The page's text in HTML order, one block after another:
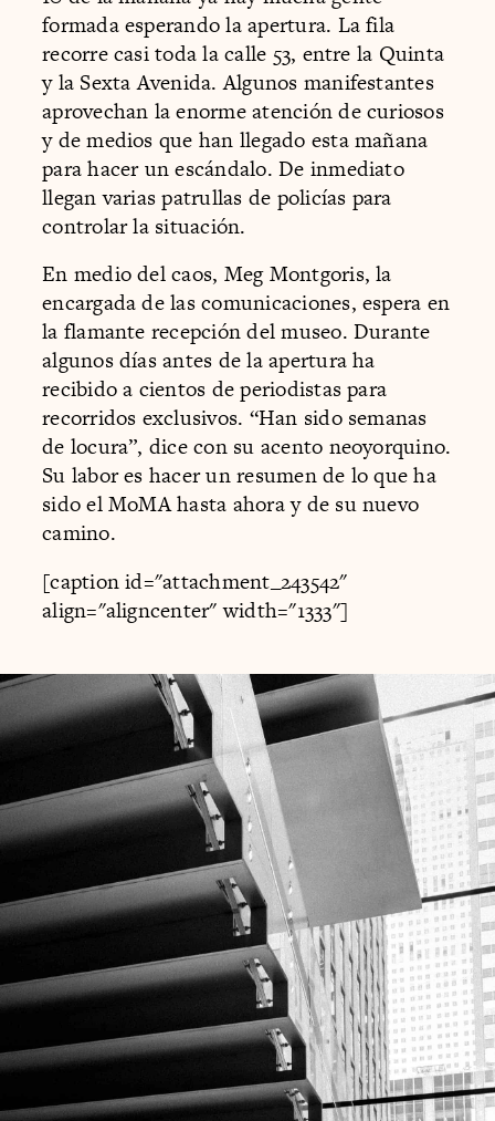
formada esperando la apertura. La fila
recorre casi toda la calle 53, entre la Quinta
y la Sexta Avenida. Algunos manifestantes
aprovechan la enorme atención de curiosos
y de medios que han llegado esta mañana
para hacer un escándalo. De inmediato
llegan varias patrullas de policías para
controlar la situación.
En medio del caos, Meg Montgoris, la
encargada de las comunicaciones, espera en
la flamante recepción del museo. Durante
algunos días antes de la apertura ha
recibido a cientos de periodistas para
recorridos exclusivos. “Han sido semanas
de locura”, dice con su acento neoyorquino.
Su labor es hacer un resumen de lo que ha
sido el MoMA hasta ahora y de su nuevo
camino.
[caption id="attachment_243542"
align="aligncenter" width="1333"]